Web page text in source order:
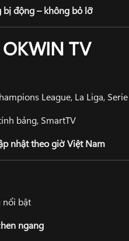
động – không bỏ lỡ
TV
League, La Liga,
bảng, SmartTV
nhật theo giờ Việt Nam
nổi bật
ngang